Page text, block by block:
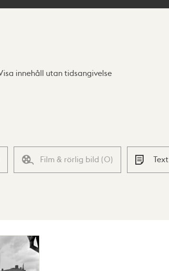
innehåll utan tidsangivelse
Film & rörlig bild (0) Text